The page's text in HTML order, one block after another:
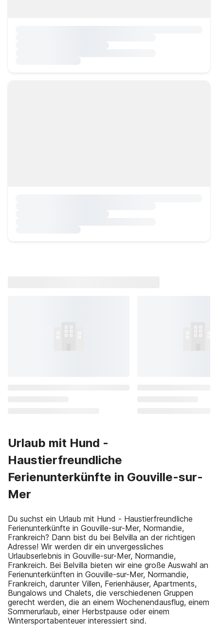
Urlaub mit Hund -
Haustierfreundliche
Ferienunterkünfte in Gouville-sur-
Mer
Du suchst ein Urlaub mit Hund - Haustierfreundliche
Ferienunterkünfte in Gouville-sur-Mer, Normandie,
Frankreich? Dann bist du bei Belvilla an der richtigen
Adresse! Wir werden dir ein unvergessliches
Urlaubserlebnis in Gouville-sur-Mer, Normandie,
Frankreich. Bei Belvilla bieten wir eine große Auswahl an
Ferienunterkünften in Gouville-sur-Mer, Normandie,
Frankreich, darunter Villen, Ferienhäuser, Apartments,
Bungalows und Chalets, die verschiedenen Gruppen
gerecht werden, die an einem Wochenendausflug, einem
Sommerurlaub, einer Herbstpause oder einem
Wintersportabenteuer interessiert sind.